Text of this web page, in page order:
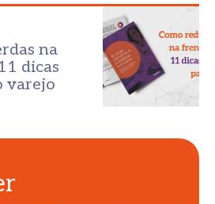
na
dicas
varejo